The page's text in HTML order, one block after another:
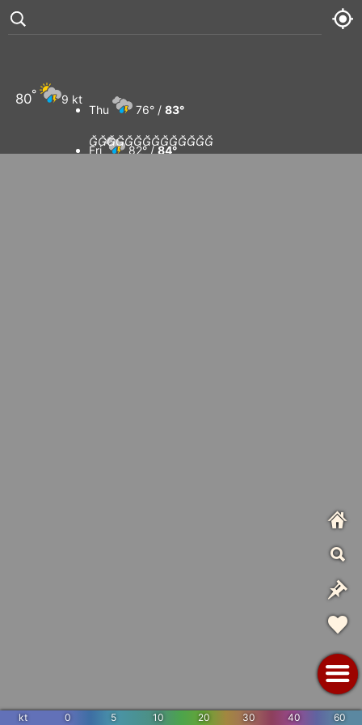
kt 0 5 10 20 30 40 60
80° 9 kt
Thu 76° / 83°
Fri 82° /84°
